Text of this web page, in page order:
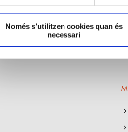
Només s’utilitzen cookies quan és
necessari